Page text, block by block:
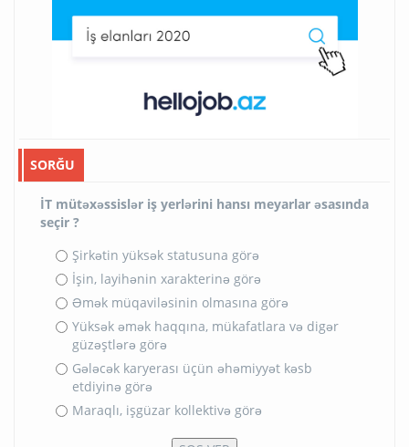
SORĞU
İT mütəxəssislər iş yerlərini hansı meyarlar əsasında
seçir ?
Şirkətin yüksək statusuna görə
İşin, layihənin xarakterinə görə
Əmək müqaviləsinin olmasına görə
Yüksək əmək haqqına, mükafatlara və digər
güzəştlərə görə
Gələcək karyerası üçün əhəmiyyət kəsb
etdiyinə görə
Maraqlı, işgüzar kollektivə görə